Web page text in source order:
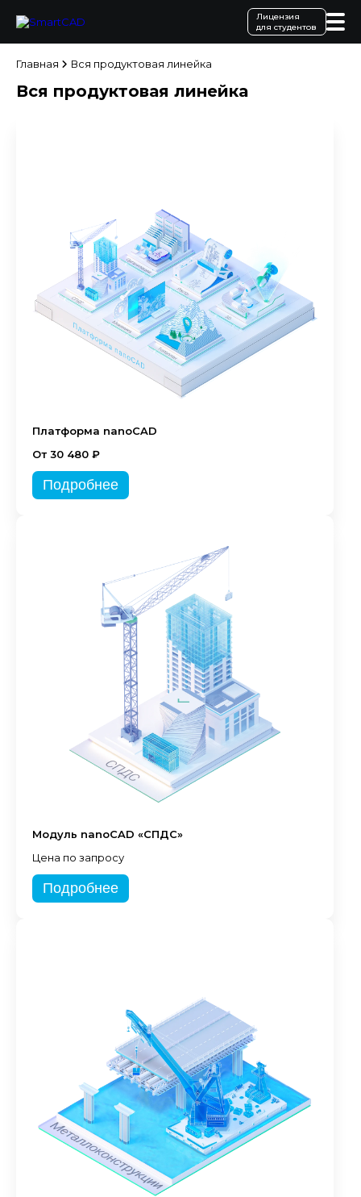
Лицензия
для студентов
Главная Вся продуктовая линейка
Вся продуктовая линейка
Платформа nanoCAD
От 30 480 ₽
Подробнее
Модуль nanoCAD «СПДС»
Цена по запросу
Подробнее